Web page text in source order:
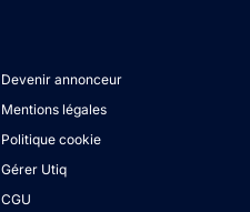
Devenir annonceur
Mentions légales
Politique cookie
Gérer Utiq
CGU